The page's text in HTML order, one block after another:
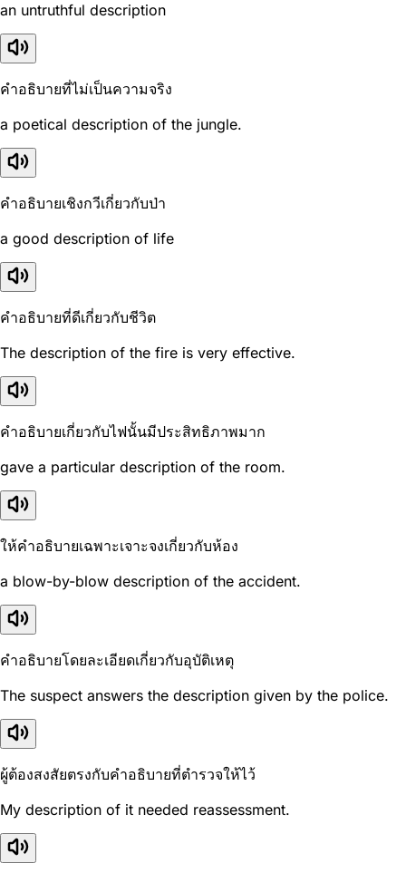
an untruthful description
คำอธิบายที่ไม่เป็นความจริง
a poetical description of the jungle.
คำอธิบายเชิงกวีเกี่ยวกับป่า
a good description of life
คำอธิบายที่ดีเกี่ยวกับชีวิต
The description of the fire is very effective.
คำอธิบายเกี่ยวกับไฟนั้นมีประสิทธิภาพมาก
gave a particular description of the room.
ให้คำอธิบายเฉพาะเจาะจงเกี่ยวกับห้อง
a blow-by-blow description of the accident.
คำอธิบายโดยละเอียดเกี่ยวกับอุบัติเหตุ
The suspect answers the description given by the police.
ผู้ต้องสงสัยตรงกับคำอธิบายที่ตำรวจให้ไว้
My description of it needed reassessment.